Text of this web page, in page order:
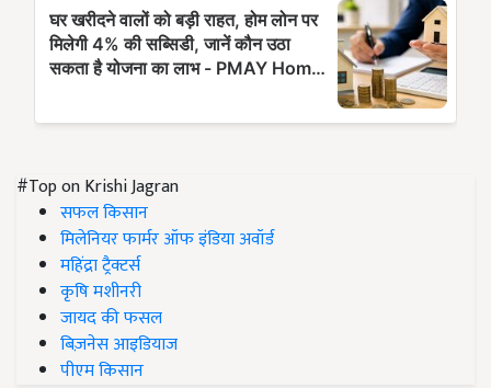
#Top on Krishi Jagran
सफल किसान
मिलेनियर फार्मर ऑफ इंडिया अवॉर्ड
महिंद्रा ट्रैक्टर्स
कृषि मशीनरी
जायद की फसल
बिज़नेस आइडियाज
पीएम किसान